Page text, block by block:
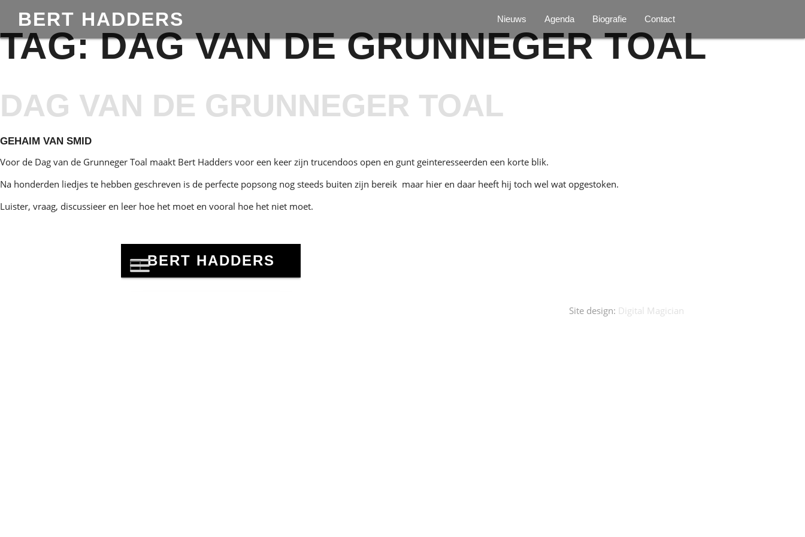
BERT HADDERS Nieuws Agenda Biografie Contact
TAG:DAG VAN DE GRUNNEGER TOAL
DAG VAN DE GRUNNEGER TOAL
GEHAIM VAN SMID
Voor de Dag van de Grunneger Toal maakt Bert Hadders voor een keer zijn trucendoos open en gunt geinteresseerden een korte blik.
Na honderden liedjes te hebben geschreven is de perfecte popsong nog steeds buiten zijn bereik maar hier en daar heeft hij toch wel wat opgestoken.
Luister, vraag, discussieer en leer hoe het moet en vooral hoe het niet moet.
Site design: Digital Magician